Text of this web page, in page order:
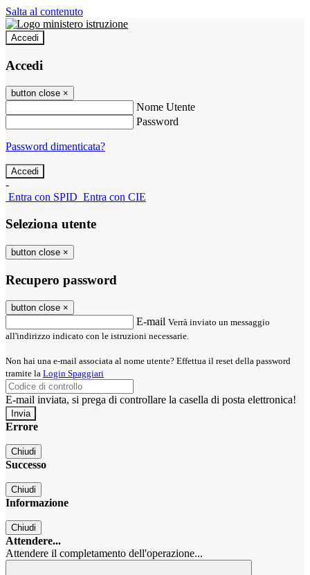
Salta al contenuto
Accedi
Accedi
button close ×
Nome Utente
Password
Password dimenticata?
-
Entra con SPID Entra con CIE
Seleziona utente
button close ×
Recupero password
button close ×
E-mail Verrà inviato un messaggio
all'indirizzo indicato con le istruzioni necessarie.
Non hai una e-mail associata al nome utente? Effettua il reset della password
tramite la Login Spaggiari
E-mail inviata, si prega di controllare la casella di posta elettronica!
Errore
Chiudi
Successo
Chiudi
Informazione
Chiudi
Attendere...
Attendere il completamento dell'operazione...